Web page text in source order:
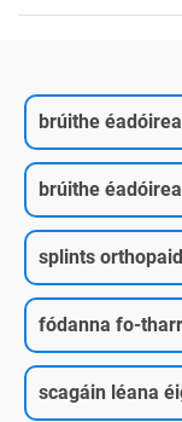
brúithe
brúithe
splints
fódanna fo-
scagáin léana